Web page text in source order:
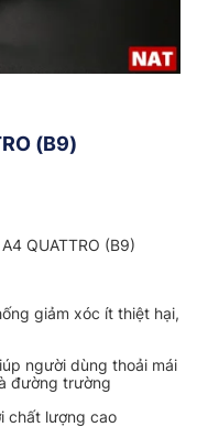
(B9)
QUATTRO (B9)
giảm xóc ít thiệt hại,
người dùng thoải mái
đường trường
chất lượng cao